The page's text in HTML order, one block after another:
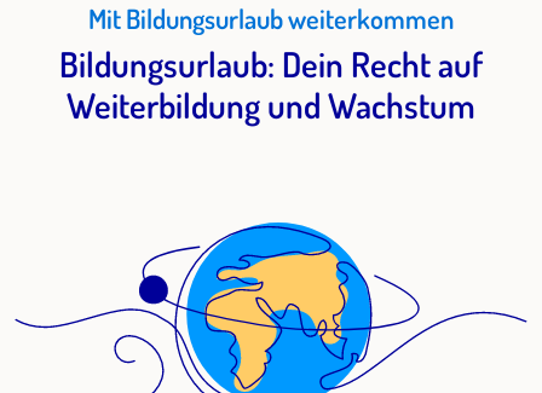
Mit Bildungsurlaub weiterkommen
Bildungsurlaub: Dein Recht auf
Weiterbildung und Wachstum